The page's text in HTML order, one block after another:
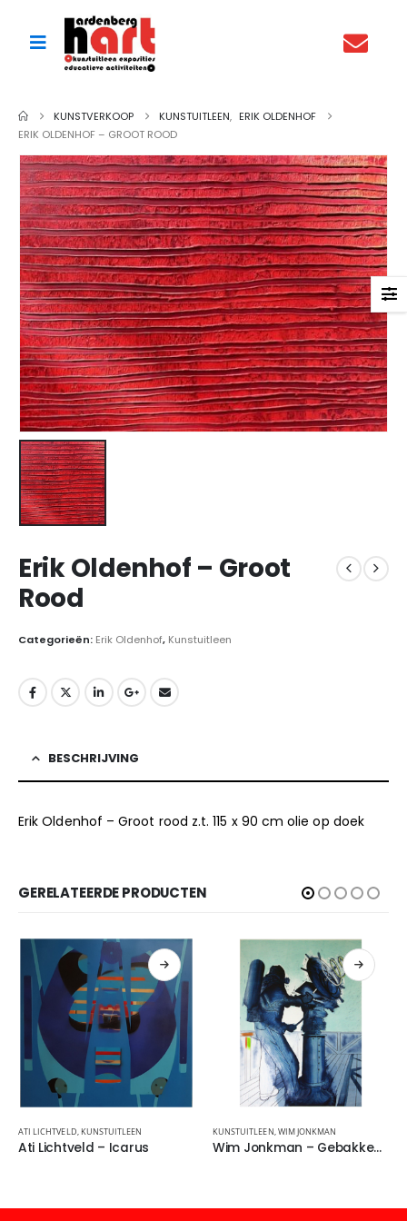
KUNSTVERKOOP KUNSTUITLEEN, ERIK OLDENHOF
ERIK OLDENHOF – GROOT ROOD
Erik Oldenhof – Groot
Rood
Categorieën: Erik Oldenhof, Kunstuitleen
BESCHRIJVING
Erik Oldenhof – Groot rood z.t. 115 x 90 cm olie op doek
GERELATEERDE PRODUCTEN
ATI LICHTVELD, KUNSTUITLEEN
Ati Lichtveld – Icarus
KUNSTUITLEEN,WIM JONKMAN
Wim Jonkman – Gebakken Lucht